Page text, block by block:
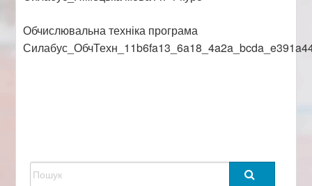
Обчислювальна техніка програма